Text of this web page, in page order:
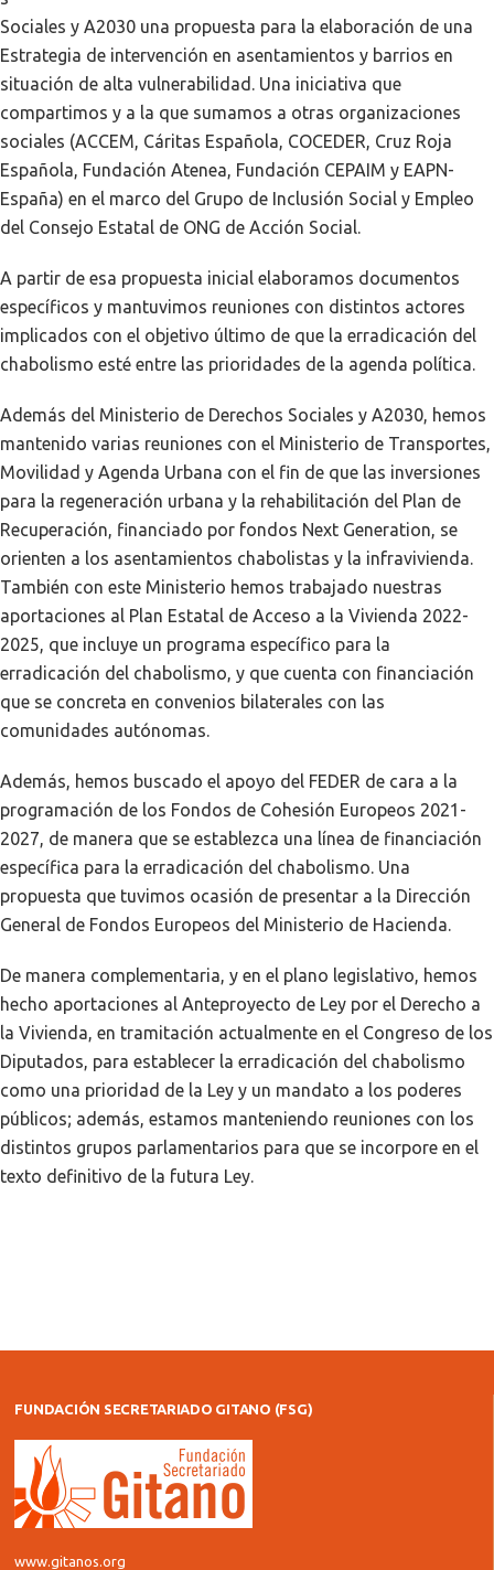
Sociales y A2030 una propuesta para la elaboración de una
Estrategia de intervención en asentamientos y barrios en
situación de alta vulnerabilidad. Una iniciativa que
compartimos y a la que sumamos a otras organizaciones
sociales (ACCEM, Cáritas Española, COCEDER, Cruz Roja
Española, Fundación Atenea, Fundación CEPAIM y EAPN-
España) en el marco del Grupo de Inclusión Social y Empleo
del Consejo Estatal de ONG de Acción Social.
A partir de esa propuesta inicial elaboramos documentos
específicos y mantuvimos reuniones con distintos actores
implicados con el objetivo último de que la erradicación del
chabolismo esté entre las prioridades de la agenda política.
Además del Ministerio de Derechos Sociales y A2030, hemos
mantenido varias reuniones con el Ministerio de Transportes,
Movilidad y Agenda Urbana con el fin de que las inversiones
para la regeneración urbana y la rehabilitación del Plan de
Recuperación, financiado por fondos Next Generation, se
orienten a los asentamientos chabolistas y la infravivienda.
También con este Ministerio hemos trabajado nuestras
aportaciones al Plan Estatal de Acceso a la Vivienda 2022-
2025, que incluye un programa específico para la
erradicación del chabolismo, y que cuenta con financiación
que se concreta en convenios bilaterales con las
comunidades autónomas.
Además, hemos buscado el apoyo del FEDER de cara a la
programación de los Fondos de Cohesión Europeos 2021-
2027, de manera que se establezca una línea de financiación
específica para la erradicación del chabolismo. Una
propuesta que tuvimos ocasión de presentar a la Dirección
General de Fondos Europeos del Ministerio de Hacienda.
De manera complementaria, y en el plano legislativo, hemos
hecho aportaciones al Anteproyecto de Ley por el Derecho a
la Vivienda, en tramitación actualmente en el Congreso de los
Diputados, para establecer la erradicación del chabolismo
como una prioridad de la Ley y un mandato a los poderes
públicos; además, estamos manteniendo reuniones con los
distintos grupos parlamentarios para que se incorpore en el
texto definitivo de la futura Ley.
FUNDACIÓN SECRETARIADO GITANO (FSG)
www.gitanos.org